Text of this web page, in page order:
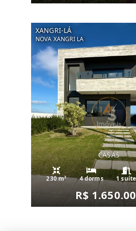
XANGRI-LÁ
NOVA XANGRI LA
CASAS
230 m² 4 dorms 1 suíte
R$